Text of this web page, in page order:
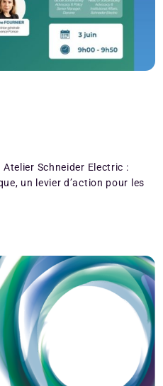
Atelier Schneider Electric :
un levier d’action pour les